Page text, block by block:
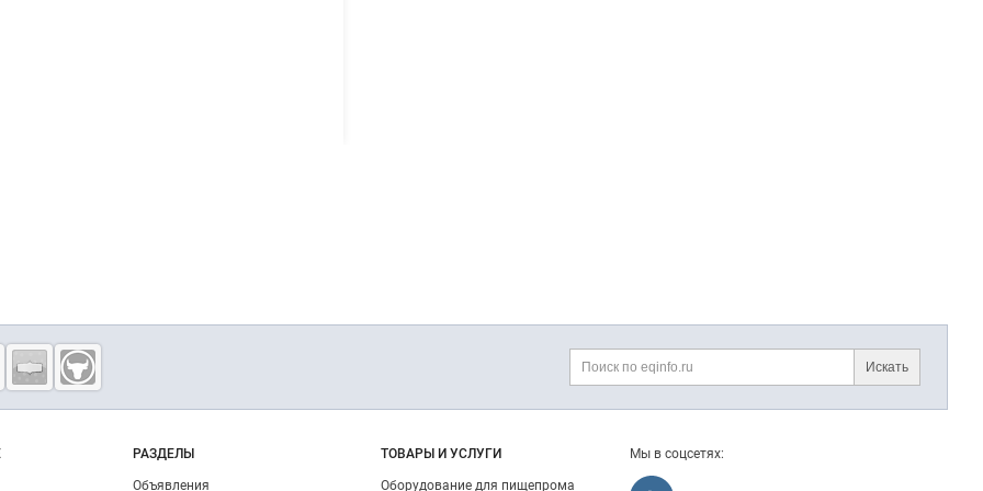
Искать
РАЗДЕЛЫ
Объявления
ТОВАРЫ И УСЛУГИ
Оборудование для пищепрома
Мы в соцсетях: